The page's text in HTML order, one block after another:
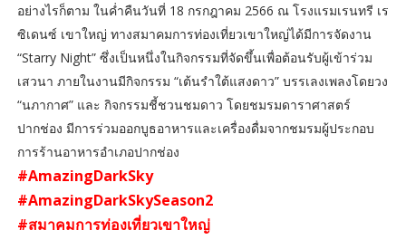
อย่างไรก็ตาม ในค่ำคืนวันที่ 18 กรกฎาคม 2566 ณ โรงแรมเรนทรี เร
ซิเดนซ์ เขาใหญ่ ทางสมาคมการท่องเที่ยวเขาใหญ่ได้มีการจัดงาน
“Starry Night” ซึ่งเป็นหนึ่งในกิจกรรมที่จัดขึ้นเพื่อต้อนรับผู้เข้าร่วม
เสวนา ภายในงานมีกิจกรรม “เต้นรำใต้แสงดาว” บรรเลงเพลงโดยวง
“นภากาศ” และ กิจกรรมชี้ชวนชมดาว โดยชมรมดาราศาสตร์
ปากช่อง มีการร่วมออกบูธอาหารและเครื่องดื่มจากชมรมผู้ประกอบ
การร้านอาหารอำเภอปากช่อง
#AmazingDarkSky
#AmazingDarkSkySeason2
#สมาคมการท่องเที่ยวเขาใหญ่